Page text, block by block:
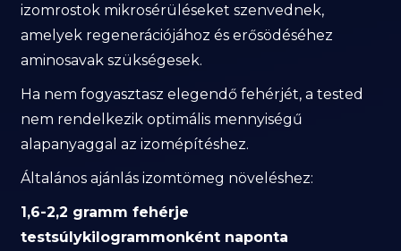
izomrostok mikrosérüléseket szenvednek,
amelyek regenerációjához és erősödéséhez
aminosavak szükségesek.
Ha nem fogyasztasz elegendő fehérjét, a tested
nem rendelkezik optimális mennyiségű
alapanyaggal az izomépítéshez.
Általános ajánlás izomtömeg növeléshez:
1,6-2,2 gramm fehérje
testsúlykilogrammonként naponta